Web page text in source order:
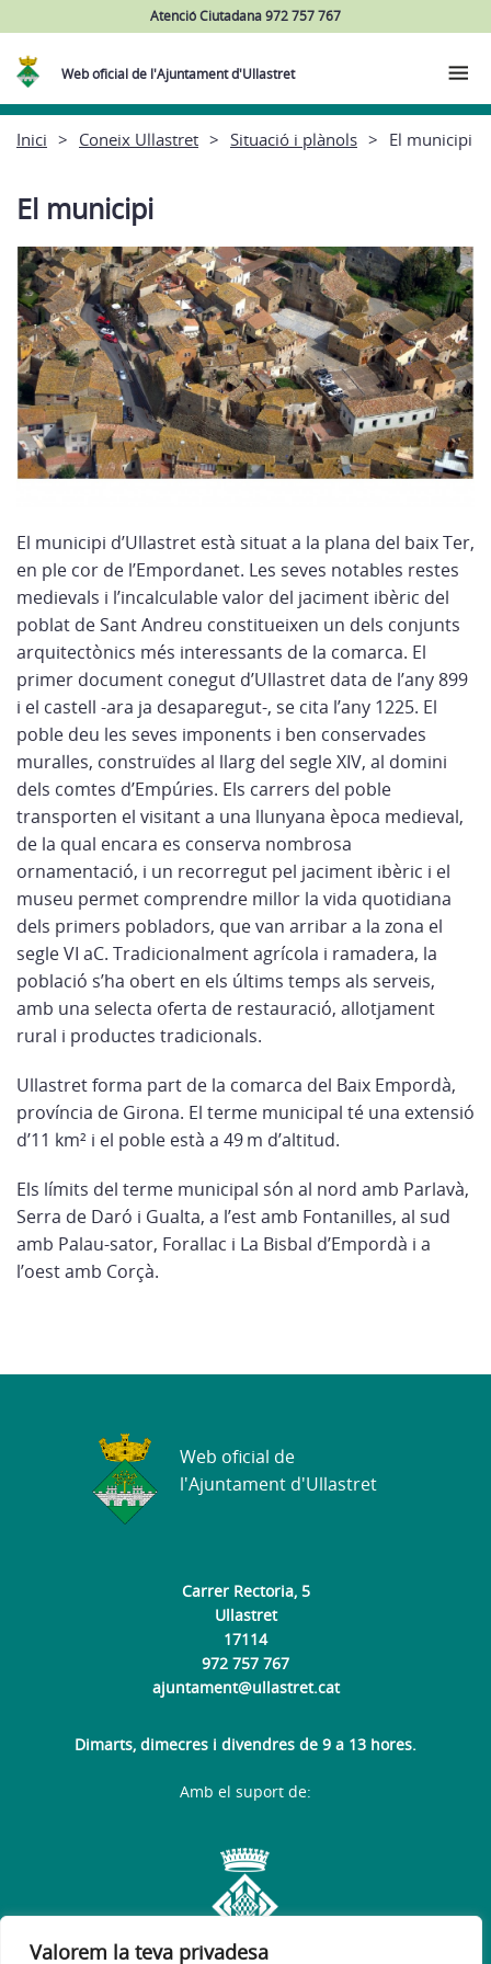
Valorem la teva privadesa
Atenció Ciutadana 972 757 767
Web oficial de l'Ajuntament d'Ullastret
Inici Coneix Ullastret Situació i plànols El municipi
El municipi
El municipi d’Ullastret està situat a la plana del baix Ter,
en ple cor de l’Empordanet. Les seves notables restes
medievals i l’incalculable valor del jaciment ibèric del
poblat de Sant Andreu constitueixen un dels conjunts
arquitectònics més interessants de la comarca. El
primer document conegut d’Ullastret data de l’any 899
i el castell -ara ja desaparegut-, se cita l’any 1225. El
poble deu les seves imponents i ben conservades
muralles, construïdes al llarg del segle XIV, al domini
dels comtes d’Empúries. Els carrers del poble
transporten el visitant a una llunyana època medieval,
de la qual encara es conserva nombrosa
ornamentació, i un recorregut pel jaciment ibèric i el
museu permet comprendre millor la vida quotidiana
dels primers pobladors, que van arribar a la zona el
segle VI aC. Tradicionalment agrícola i ramadera, la
població s’ha obert en els últims temps als serveis,
amb una selecta oferta de restauració, allotjament
rural i productes tradicionals.
Ullastret forma part de la comarca del Baix Empordà,
província de Girona. El terme municipal té una extensió
d’11 km² i el poble està a 49 m d’altitud.
Els límits del terme municipal són al nord amb Parlavà,
Serra de Daró i Gualta, a l’est amb Fontanilles, al sud
amb Palau-sator, Forallac i La Bisbal d’Empordà i a
l’oest amb Corçà.
Carrer Rectoria, 5
Ullastret
17114
972 757 767
ajuntament@ullastret.cat
Dimarts, dimecres i divendres de 9 a 13 hores.
Web oficial de
l'Ajuntament d'Ullastret
Amb el suport de: